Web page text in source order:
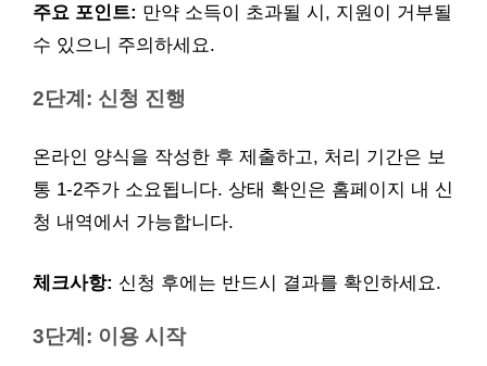
주요 포인트: 만약 소득이 초과될 시, 지원이 거부될
수 있으니 주의하세요.
2단계: 신청 진행
온라인 양식을 작성한 후 제출하고, 처리 기간은 보
통 1-2주가 소요됩니다. 상태 확인은 홈페이지 내 신
청 내역에서 가능합니다.
체크사항: 신청 후에는 반드시 결과를 확인하세요.
3단계: 이용 시작